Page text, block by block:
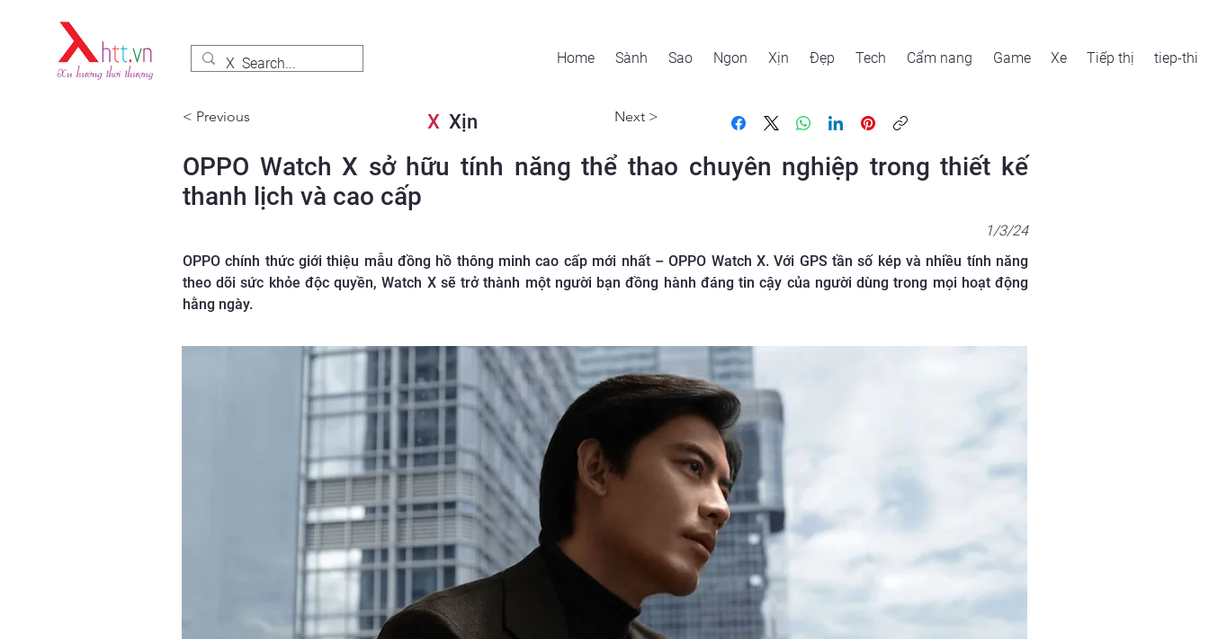
Home Sành Sao Ngon Xịn Đẹp Tech Cẩm nang Game Xe Tiếp thị tiep-thi
< Previous X Xịn Next >
OPPO Watch X sở hữu tính năng thể thao chuyên nghiệp trong thiết kế
thanh lịch và cao cấp
1/3/24
OPPO chính thức giới thiệu mẫu đồng hồ thông minh cao cấp mới nhất – OPPO Watch X. Với GPS tần số kép và nhiều tính năng
theo dõi sức khỏe độc ​​quyền, Watch X sẽ trở thành một người bạn đồng hành đáng tin cậy của người dùng trong mọi hoạt động
hằng ngày.